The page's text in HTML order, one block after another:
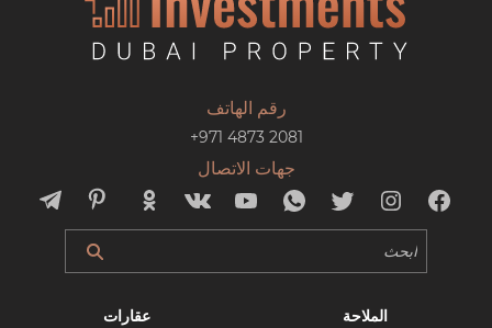
رقم الهاتف
+971 4873 2081
جهات الاتصال
الملاحة عقارات